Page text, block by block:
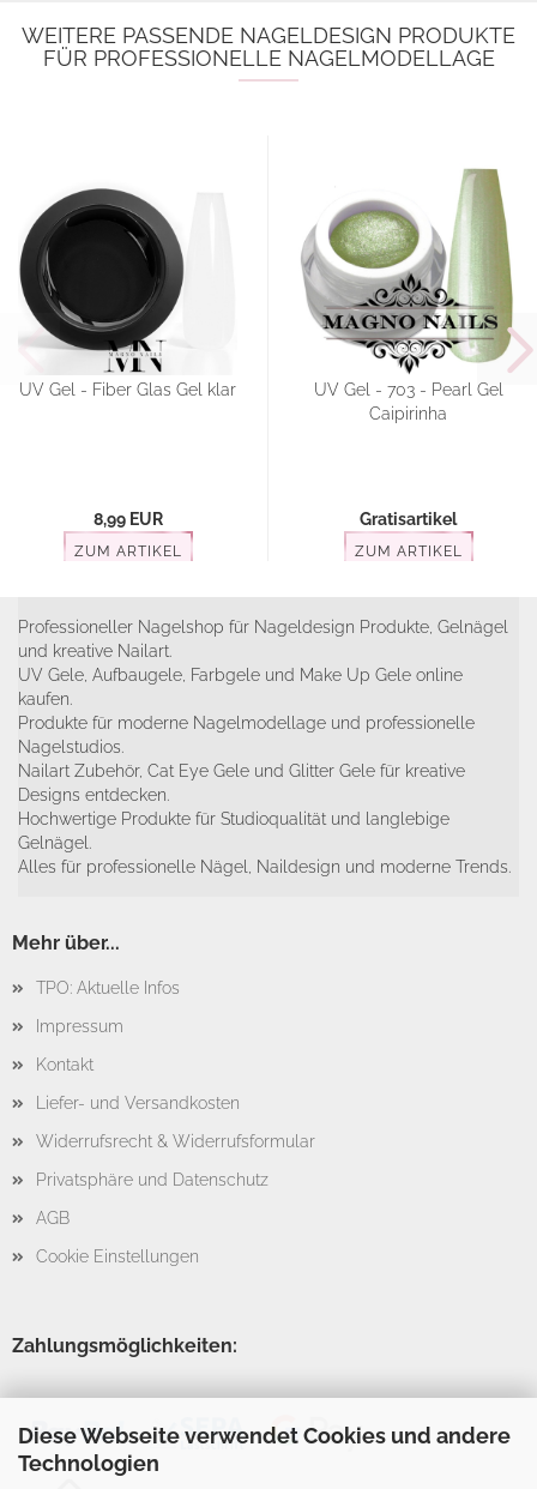
Diese Webseite verwendet Cookies und andere
Technologien
WEITERE PASSENDE NAGELDESIGN PRODUKTE
FÜR PROFESSIONELLE NAGELMODELLAGE
UV Gel - Fiber Glas Gel klar
8,99 EUR
ZUM ARTIKEL
UV Gel - 703 - Pearl Gel
Caipirinha
Gratisartikel
ZUM ARTIKEL
Professioneller Nagelshop für Nageldesign Produkte, Gelnägel
und kreative Nailart.
UV Gele, Aufbaugele, Farbgele und Make Up Gele online
kaufen.
Produkte für moderne Nagelmodellage und professionelle
Nagelstudios.
Nailart Zubehör, Cat Eye Gele und Glitter Gele für kreative
Designs entdecken.
Hochwertige Produkte für Studioqualität und langlebige
Gelnägel.
Alles für professionelle Nägel, Naildesign und moderne Trends.
Mehr über...
TPO: Aktuelle Infos
Impressum
Kontakt
Liefer- und Versandkosten
Widerrufsrecht & Widerrufsformular
Privatsphäre und Datenschutz
AGB
Cookie Einstellungen
Zahlungsmöglichkeiten: